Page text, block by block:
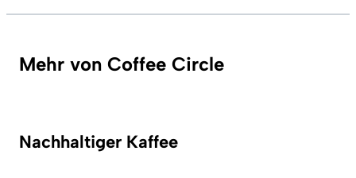
Mehr von Coffee Circle
Nachhaltiger Kaffee